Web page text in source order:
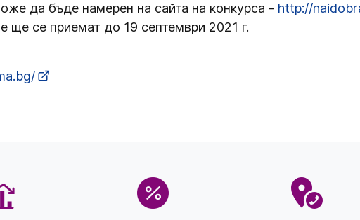
да бъде намерен на сайта на конкурса - http://
ще се приемат до 19 септември 2021 г.